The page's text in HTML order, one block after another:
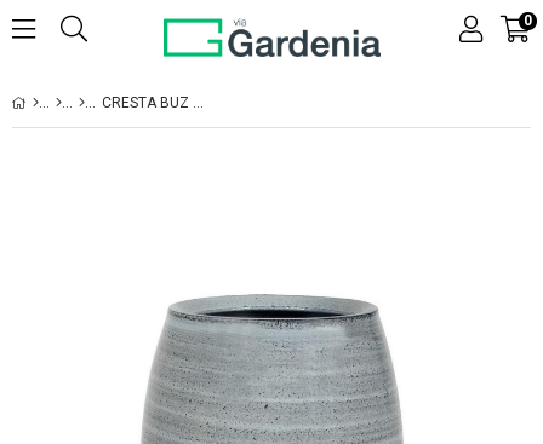
0
CRESTA BUZ MAVISI SERAMIK SAKSI UZUN